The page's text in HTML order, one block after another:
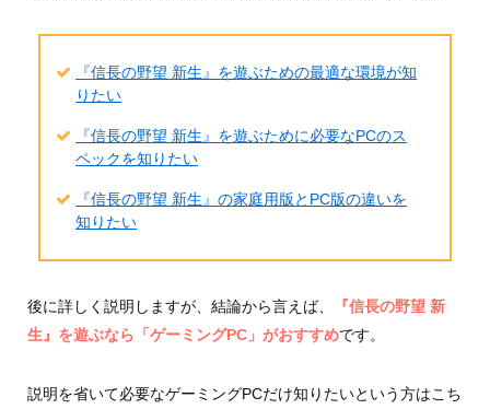
『信長の野望 新生』を遊ぶための最適な環境が知
りたい
『信長の野望 新生』を遊ぶために必要なPCのス
ペックを知りたい
『信長の野望 新生』の家庭用版とPC版の違いを
知りたい
後に詳しく説明しますが、結論から言えば、
『信長の野望 新
生』を遊ぶなら「ゲーミングPC」がおすすめです。
説明を省いて必要なゲーミングPCだけ知りたいという方はこち